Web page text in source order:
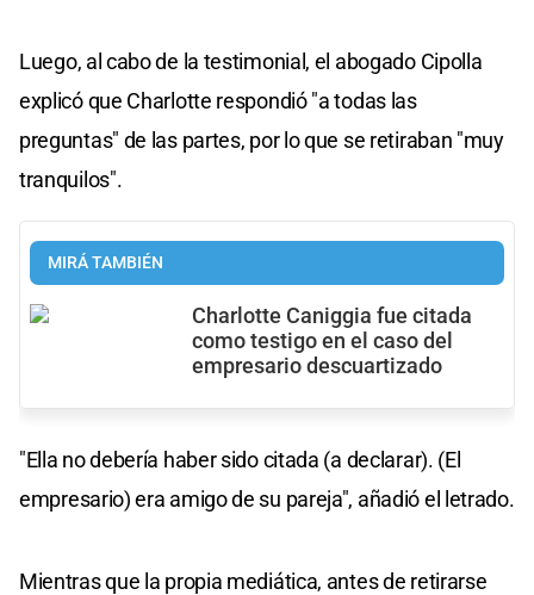
Luego, al cabo de la testimonial, el abogado Cipolla
explicó que Charlotte respondió "a todas las
preguntas" de las partes, por lo que se retiraban "muy
tranquilos".
MIRÁ TAMBIÉN
Charlotte Caniggia fue citada
como testigo en el caso del
empresario descuartizado
"Ella no debería haber sido citada (a declarar). (El
empresario) era amigo de su pareja", añadió el letrado.
Mientras que la propia mediática, antes de retirarse